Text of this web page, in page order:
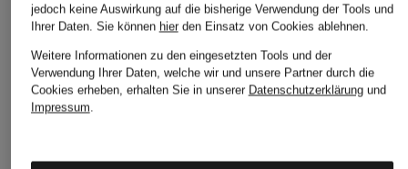
jedoch keine Auswirkung auf die bisherige Verwendung der Tools und
Ihrer Daten. Sie können hierden Einsatz von Cookies ablehnen.
Weitere Informationen zu den eingesetzten Tools und der
Verwendung Ihrer Daten, welche wir und unsere Partner durch die
Cookies erheben, erhalten Sie in unserer Datenschutzerklärungund
Impressum.